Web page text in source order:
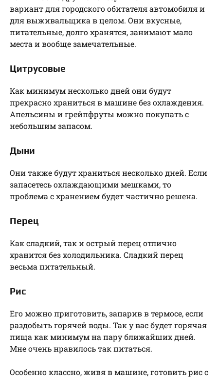
вариант для городского обитателя автомобиля и
для выживальщика в целом. Они вкусные,
питательные, долго хранятся, занимают мало
места и вообще замечательные.
Цитрусовые
Как минимум несколько дней они будут
прекрасно храниться в машине без охлаждения.
Апельсины и грейпфруты можно покупать с
небольшим запасом.
Дыни
Они также будут храниться несколько дней. Если
запасетесь охлаждающими мешками, то
проблема с хранением будет частично решена.
Перец
Как сладкий, так и острый перец отлично
хранится без холодильника. Сладкий перец
весьма питательный.
Рис
Его можно приготовить, запарив в термосе, если
раздобыть горячей воды. Так у вас будет горячая
пища как минимум на пару ближайших дней.
Мне очень нравилось так питаться.
Особенно классно, живя в машине, готовить рис с